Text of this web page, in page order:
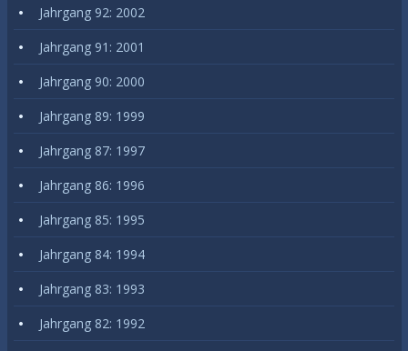
Jahrgang 92: 2002
Jahrgang 91: 2001
Jahrgang 90: 2000
Jahrgang 89: 1999
Jahrgang 87: 1997
Jahrgang 86: 1996
Jahrgang 85: 1995
Jahrgang 84: 1994
Jahrgang 83: 1993
Jahrgang 82: 1992